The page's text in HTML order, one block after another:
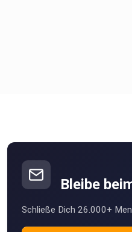
Bleibe
Schließe Dich 26.000+